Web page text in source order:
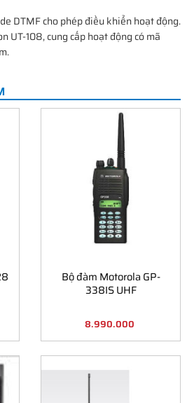
DTMF cho phép điều khiển hoạt động.
UT-108, cung cấp hoạt động có mã
Bộ đàm Motorola GP-
338IS UHF
8.990.000